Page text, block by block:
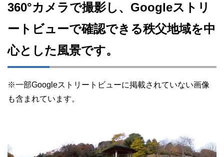
360°カメラで撮影し、Googleストリ
ートビューで確認できる秩父地域を中
心とした風景です。
※一部Googleストリートビューに掲載されていない画像
も含まれています。